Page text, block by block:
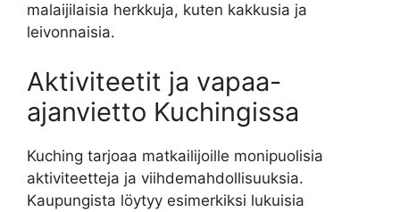
malaijilaisia herkkuja, kuten kakkusia ja
leivonnaisia.
Aktiviteetit ja vapaa-
ajanvietto Kuchingissa
Kuching tarjoaa matkailijoille monipuolisia
aktiviteetteja ja viihdemahdollisuuksia.
Kaupungista löytyy esimerkiksi lukuisia